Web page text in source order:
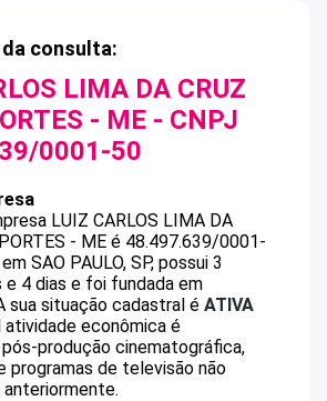
consulta:
LIMA DA CRUZ
- ME - CNPJ
0001-50
LUIZ CARLOS LIMA DA
- ME é 48.497.639/0001-
SAO PAULO, SP, possui 3
e 4 dias e foi fundada em
sua situação cadastral é ATIVA
atividade econômica é
produção cinematográfica,
programas de televisão não